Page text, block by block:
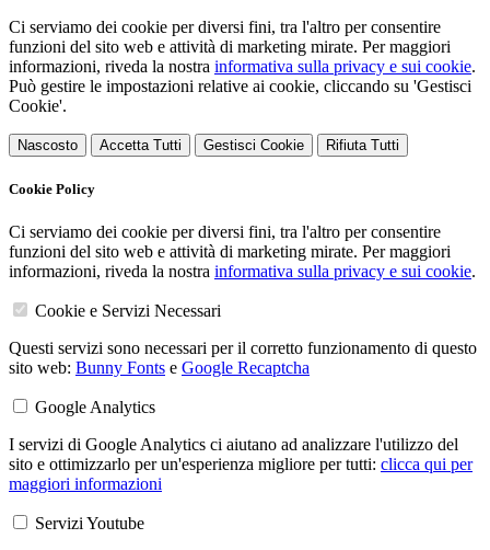
Ci serviamo dei cookie per diversi fini, tra l'altro per consentire
funzioni del sito web e attività di marketing mirate. Per maggiori
informazioni, riveda la nostra informativa sulla privacy e sui cookie.
Può gestire le impostazioni relative ai cookie, cliccando su 'Gestisci
Cookie'.
Nascosto Accetta Tutti Gestisci Cookie Rifiuta Tutti
Cookie Policy
Ci serviamo dei cookie per diversi fini, tra l'altro per consentire
funzioni del sito web e attività di marketing mirate. Per maggiori
informazioni, riveda la nostra informativa sulla privacy e sui cookie.
Cookie e Servizi Necessari
Questi servizi sono necessari per il corretto funzionamento di questo
sito web: Bunny Fonts e Google Recaptcha
Google Analytics
I servizi di Google Analytics ci aiutano ad analizzare l'utilizzo del
sito e ottimizzarlo per un'esperienza migliore per tutti: clicca qui per
maggiori informazioni
Servizi Youtube